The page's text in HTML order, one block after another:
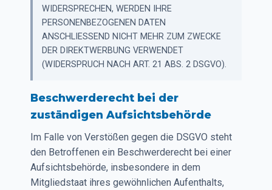
WIDERSPRECHEN, WERDEN IHRE
PERSONENBEZOGENEN DATEN
ANSCHLIESSEND NICHT MEHR ZUM ZWECKE
DER DIREKTWERBUNG VERWENDET
(WIDERSPRUCH NACH ART. 21 ABS. 2 DSGVO).
Beschwerderecht bei der
zuständigen Aufsichtsbehörde
Im Falle von Verstößen gegen die DSGVO steht
den Betroffenen ein Beschwerderecht bei einer
Aufsichtsbehörde, insbesondere in dem
Mitgliedstaat ihres gewöhnlichen Aufenthalts,